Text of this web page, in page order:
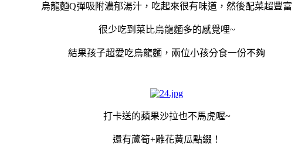
烏龍麵Q彈吸附濃郁湯汁，吃起來很有味道，然後配菜超豐富
很少吃到菜比烏龍麵多的感覺哩~
結果孩子超愛吃烏龍麵，兩位小孩分食一份不夠
打卡送的蘋果沙拉也不馬虎喔~
還有蘆筍+雕花黃瓜點綴！